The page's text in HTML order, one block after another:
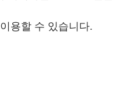
용할 수 있습니다.